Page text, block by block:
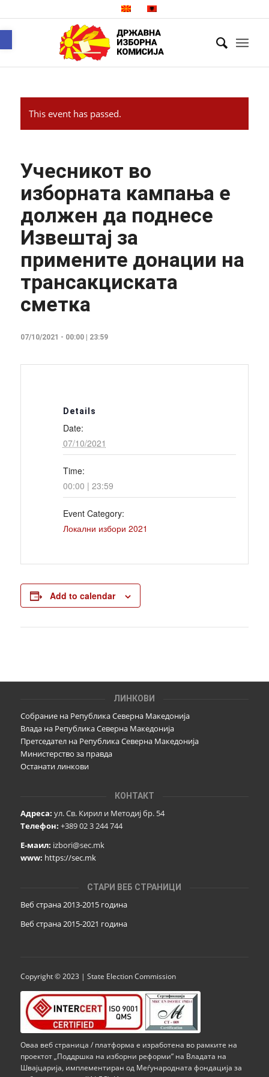
This event has passed.
Учесникот во
изборната кампања е
должен да поднесе
Извештај за
примените донации на
трансакциската
сметка
07/10/2021 - 00:00| 23:59
Details
Date:
07/10/2021
Time:
00:00 | 23:59
Event Category:
Локални избори 2021
Add to calendar
ЛИНКОВИ
Собрание на Република Северна Македонија
Влада на Република Северна Македонија
Претседател на Република Северна Македонија
Министерство за правда
Останати линкови
КОНТАКТ
Адреса: ул. Св. Кирил и Методиј бр. 54
Телефон: +389 02 3 244 744
Е-маил: izbori@sec.mk
www: https://sec.mk
СТАРИ ВЕБ СТРАНИЦИ
Веб страна 2013-2015 година
Веб страна 2015-2021 година
Copyright © 2023 | State Election Commission
Оваа веб страница / платформа е изработена во рамките на
проектот „Поддршка на изборни реформи” на Владата на
Швајцарија, имплементиран од Меѓународната фондација за
Open toolbar